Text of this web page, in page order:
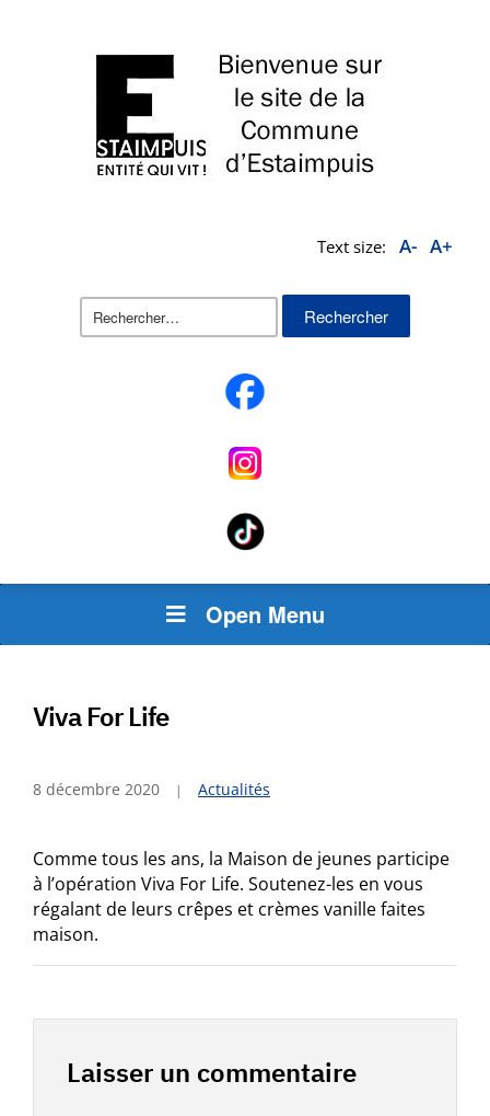
Text size: A- A+
Rechercher :
Open Menu
Viva For Life
8 décembre 2020 Actualités
Comme tous les ans, la Maison de jeunes participe
à l’opération Viva For Life. Soutenez-les en vous
régalant de leurs crêpes et crèmes vanille faites
maison.
Laisser un commentaire